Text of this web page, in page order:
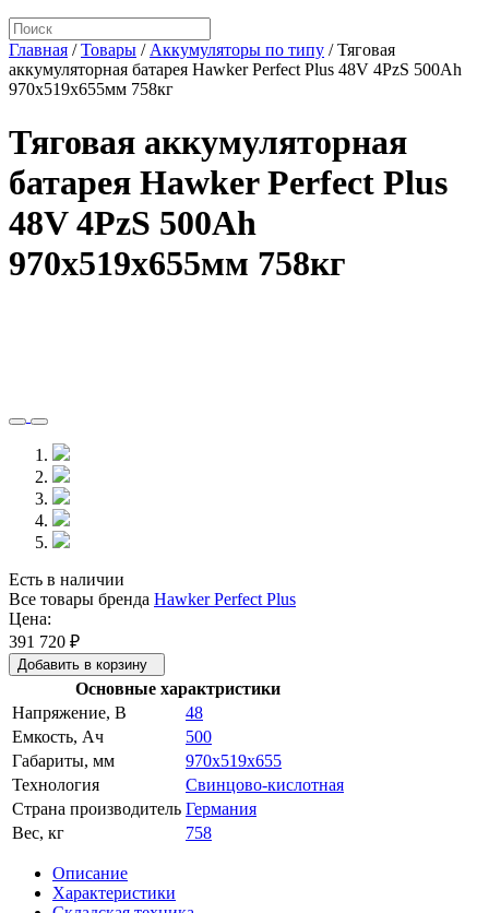
Главная /Товары / Аккумуляторы по типу /Тяговая
аккумуляторная батарея Hawker Perfect Plus 48V 4PzS 500Ah
970x519x655мм 758кг
Тяговая аккумуляторная
батарея Hawker Perfect Plus
48V 4PzS 500Ah
970x519x655мм 758кг
Есть в наличии
Все товары бренда Hawker Perfect Plus
Цена:
391 720 ₽
Добавить в корзину
Основные характристики
Напряжение, В
48
Емкость, Ач
500
Габариты, мм
970x519x655
Технология
Свинцово-кислотная
Страна производитель Германия
Вес, кг
758
Описание
Характеристики